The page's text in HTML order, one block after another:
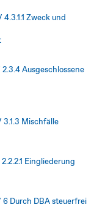
Zweck und
Ausgeschlossene
Mischfälle
Eingliederung
Durch DBA steuerfrei